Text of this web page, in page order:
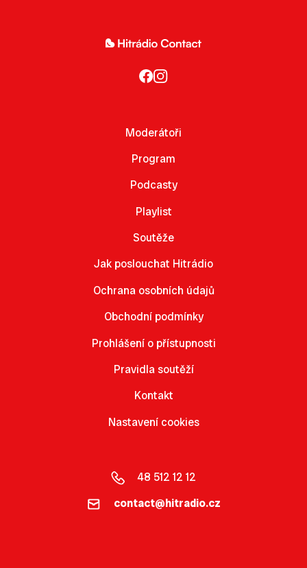
Moderátoři
Program
Podcasty
Playlist
Soutěže
Jak poslouchat Hitrádio
Ochrana osobních údajů
Obchodní podmínky
Prohlášení o přístupnosti
Pravidla soutěží
Kontakt
Nastavení cookies
48 512 12 12
contact@hitradio.cz